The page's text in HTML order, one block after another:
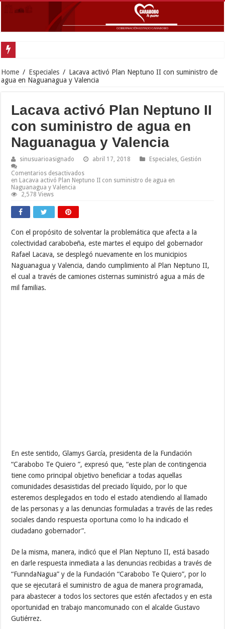
Home / Especiales / Lacava activó Plan Neptuno II con suministro de
agua en Naguanagua y Valencia
Lacava activó Plan Neptuno II
con suministro de agua en
Naguanagua y Valencia
sinusuarioasignado abril 17, 2018 Especiales Gestión
Comentarios desactivados
en Lacava activó Plan Neptuno II con suministro de agua en
Naguanagua y Valencia
2,578 Views
Con el propósito de solventar la problemática que afecta a la
colectividad carabobeña, este martes el equipo del gobernador
Rafael Lacava, se desplegó nuevamente en los municipios
Naguanagua y Valencia, dando cumplimiento al Plan Neptuno II,
el cual a través de camiones cisternas suministró agua a más de
mil familias.
En este sentido, Glamys García, presidenta de la Fundación
“Carabobo Te Quiero ”, expresó que, “este plan de contingencia
tiene como principal objetivo beneficiar a todas aquellas
comunidades desasistidas del preciado líquido, por lo que
esteremos desplegados en todo el estado atendiendo al llamado
de las personas y a las denuncias formuladas a través de las redes
sociales dando respuesta oportuna como lo ha indicado el
ciudadano gobernador”.
De la misma, manera, indicó que el Plan Neptuno II, está basado
en darle respuesta inmediata a las denuncias recibidas a través de
“FunndaNagua” y de la Fundación “Carabobo Te Quiero”, por lo
que se ejecutará el suministro de agua de manera programada,
para abastecer a todos los sectores que estén afectados y en esta
oportunidad en trabajo mancomunado con el alcalde Gustavo
Gutiérrez.